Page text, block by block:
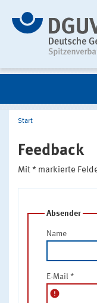
Start
Feedback
Mit * markierte
Absender
Name
E-Mail *
error